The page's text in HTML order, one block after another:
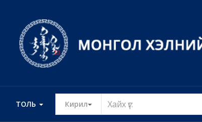
ТОЛЬ Кирил Toggle Dropdown